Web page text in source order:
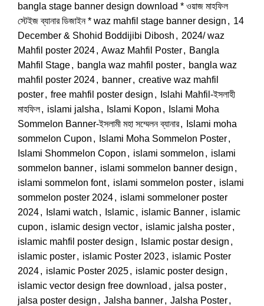
bangla stage banner design download * ওয়াজ মাহফিল
স্টেইজ ব্যানার ডিজাইন * waz mahfil stage banner design , 14
December & Shohid Boddijibi Dibosh , 2024/ waz
Mahfil poster 2024, Awaz Mahfil Poster, Bangla
Mahfil Stage, bangla waz mahfil poster, bangla waz
mahfil poster 2024, banner, creative waz mahfil
poster, free mahfil poster design ,
Islahi Mahfil-ইসলাহী
মাহফিল, islami jalsha , Islami Kopon ,
Islami Moha
Sommelon Banner-ইসলামী মহা সম্মেলন ব্যানার,
Islami moha
sommelon Cupon , Islami Moha Sommelon Poster,
Islami Shommelon Copon , islami sommelon , islami
sommelon banner, islami sommelon banner design ,
islami sommelon font, islami sommelon poster, islami
sommelon poster 2024, islami sommeloner poster
2024, Islami watch , Islamic, islamic Banner, islamic
cupon , islamic design vector, islamic jalsha poster,
islamic mahfil poster design , Islamic postar design ,
islamic poster, islamic Poster 2023, islamic Poster
2024, islamic Poster 2025, islamic poster design ,
islamic vector design free download , jalsa poster,
jalsa poster design , Jalsha banner, Jalsha Poster,